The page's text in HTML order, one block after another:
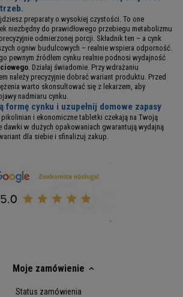
preparaty o wysokiej czystości. To one
niezbędny do prawidłowego przebiegu metabolizmu
odmierzonej porcji. Składnik ten – a cynk
ogniw budulcowych – realnie wspiera odporność.
pewnym źródłem cynku realnie podnosi wydajność
. Działaj świadomie. Przy wdrażaniu
należy precyzyjnie dobrać wariant produktu. Przed
warto skonsultować się z lekarzem, aby
nadmiaru cynku.
formę cynku i uzupełnij domowe zapasy
pikolinian i ekonomiczne tabletki czekają na Twoją
dawki w dużych opakowaniach gwarantują wydajną
dla siebie i sfinalizuj zakup.
Moje zamówienie
Status zamówienia